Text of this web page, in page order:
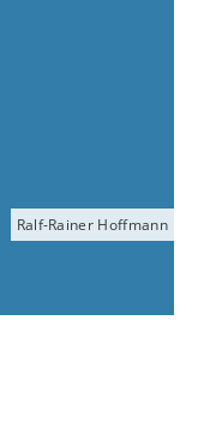
Ralf-Rainer Hoffmann